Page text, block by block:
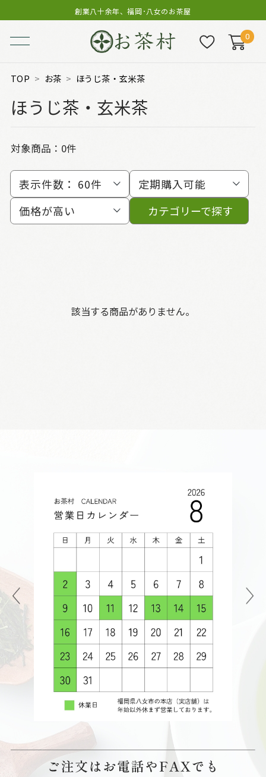
創業八十余年、福岡･八女のお茶屋
0
TOP お茶 ほうじ茶・玄米茶
ほうじ茶・玄米茶
対象商品：0件
表示件数： 60件
定期購入可能
価格が高い
カテゴリーで探す
該当する商品がありません。